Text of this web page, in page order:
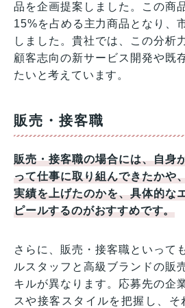
品を企画提案しました。この商
15%を占める主力商品となり、
しました。貴社では、この分析
顧客志向の新サービス開発や既
たいと考えています。
販売・接客職
販売・接客職の場合には、自身
って仕事に取り組んできたかや
実績を上げたのかを、具体的な
ピールするのがおすすめです。
さらに、販売・接客職といって
ルスタッフと高級ブランドの販
キルが異なります。応募先の企
スや接客スタイルを把握し、そ